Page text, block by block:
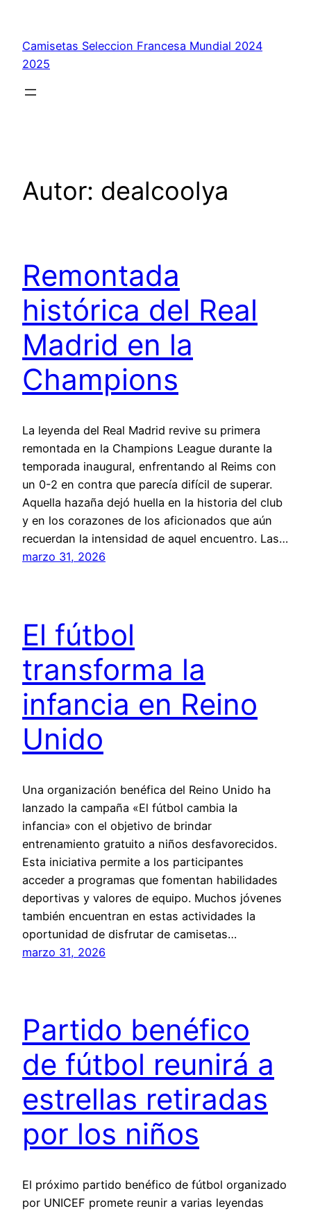
contenido
Camisetas Seleccion Francesa Mundial 2024
2025
Autor: dealcoolya
Remontada
histórica del Real
Madrid en la
Champions
La leyenda del Real Madrid revive su primera
remontada en la Champions League durante la
temporada inaugural, enfrentando al Reims con
un 0-2 en contra que parecía difícil de superar.
Aquella hazaña dejó huella en la historia del club
y en los corazones de los aficionados que aún
recuerdan la intensidad de aquel encuentro. Las…
marzo 31, 2026
El fútbol
transforma la
infancia en Reino
Unido
Una organización benéfica del Reino Unido ha
lanzado la campaña «El fútbol cambia la
infancia» con el objetivo de brindar
entrenamiento gratuito a niños desfavorecidos.
Esta iniciativa permite a los participantes
acceder a programas que fomentan habilidades
deportivas y valores de equipo. Muchos jóvenes
también encuentran en estas actividades la
oportunidad de disfrutar de camisetas…
marzo 31, 2026
Partido benéfico
de fútbol reunirá a
estrellas retiradas
por los niños
El próximo partido benéfico de fútbol organizado
por UNICEF promete reunir a varias leyendas